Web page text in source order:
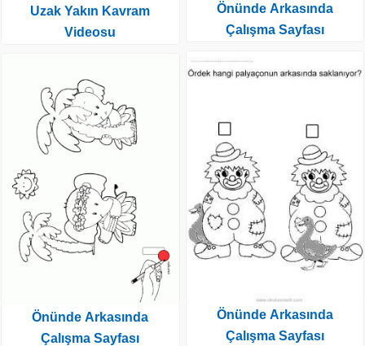
Uzak Yakın Kavram
Videosu
Önünde Arkasında
Çalışma Sayfası
Önünde Arkasında
Çalışma Sayfası
Önünde Arkasında
Çalışma Sayfası